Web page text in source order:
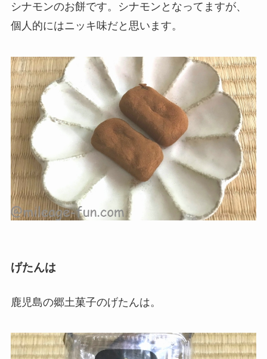
シナモンのお餅です。シナモンとなってますが、
個人的にはニッキ味だと思います。
げたんは
鹿児島の郷土菓子のげたんは。